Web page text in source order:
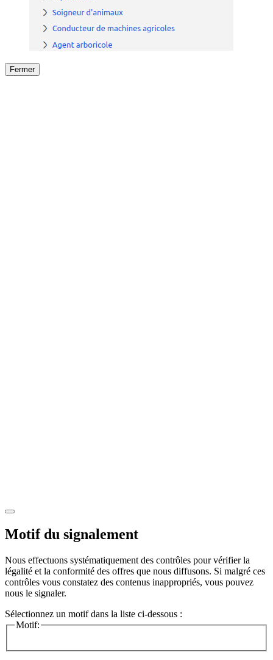
Fermer
Motif du signalement
Nous effectuons systématiquement des contrôles pour vérifier la
légalité et la conformité des offres que nous diffusons. Si malgré ces
contrôles vous constatez des contenus inappropriés, vous pouvez
nous le signaler.
Sélectionnez un motif dans la liste ci-dessous :
Motif: